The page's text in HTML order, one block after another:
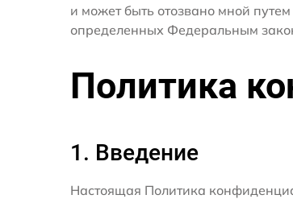
и может быть отозвано мной
определенных Федеральным
Политика
1. Введение
Настоящая Политика